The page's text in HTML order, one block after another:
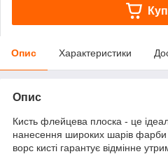
Опис Характеристики
Опис
Кисть флейцева плоска - це
нанесення широких шарів
ворс кисті гарантує відмінне